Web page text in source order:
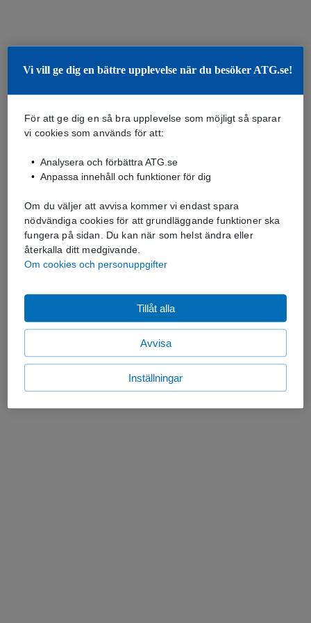
Vi vill ge dig en bättre upplevelse när du besöker ATG.se!
För att ge dig en så bra upplevelse som möjligt så sparar
vi cookies som används för att:
Analysera och förbättra ATG.se
Anpassa innehåll och funktioner för dig
Om du väljer att avvisa kommer vi endast spara
nödvändiga cookies för att grundläggande funktioner ska
fungera på sidan. Du kan när som helst ändra eller
återkalla ditt medgivande.
Om cookies och personuppgifter
Avvisa
Tillåt alla
Inställningar